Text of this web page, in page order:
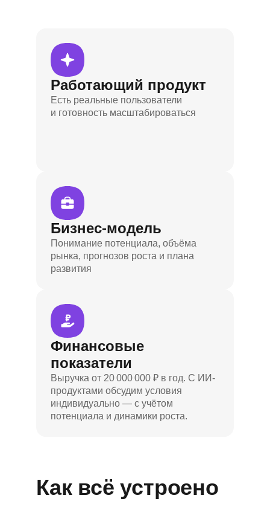
Работающий продукт
Есть реальные пользователи
и готовность масштабироваться
Бизнес-модель
Понимание потенциала, объёма
рынка, прогнозов роста и плана
развития
Финансовые
показатели
Выручка от 20 000 000 ₽ в год. С ИИ-
продуктами обсудим условия
индивидуально — с учётом
потенциала и динамики роста.
Как всё устроено